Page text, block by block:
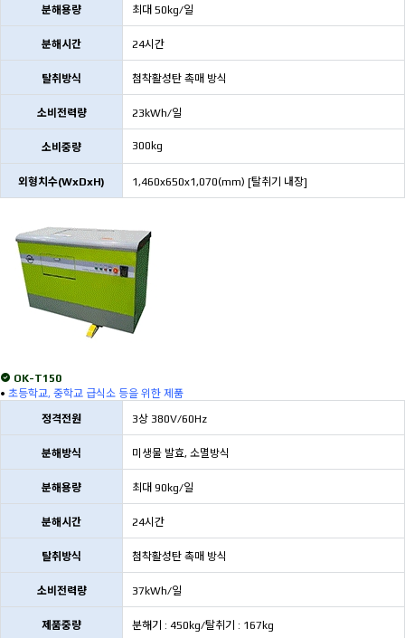
분해용량 최대 50kg/일
분해시간 24시간
탈취방식 첨착활성탄 촉매 방식
소비전력량 23kWh/일
소비중량 300kg
외형치수(WxDxH) 1,460x650x1,070(mm) [탈취기 내장]
OK-T150
• 초등학교, 중학교 급식소 등을 위한 제품
정격전원
3상 380V/60Hz
분해방식 미생물 발효, 소멸방식
분해용량 최대 90kg/일
분해시간 24시간
탈취방식 첨착활성탄 촉매 방식
소비전력량 37kWh/일
제품중량 분해기 : 450kg/탈취기 : 167kg